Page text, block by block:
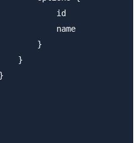
id
name
}
}